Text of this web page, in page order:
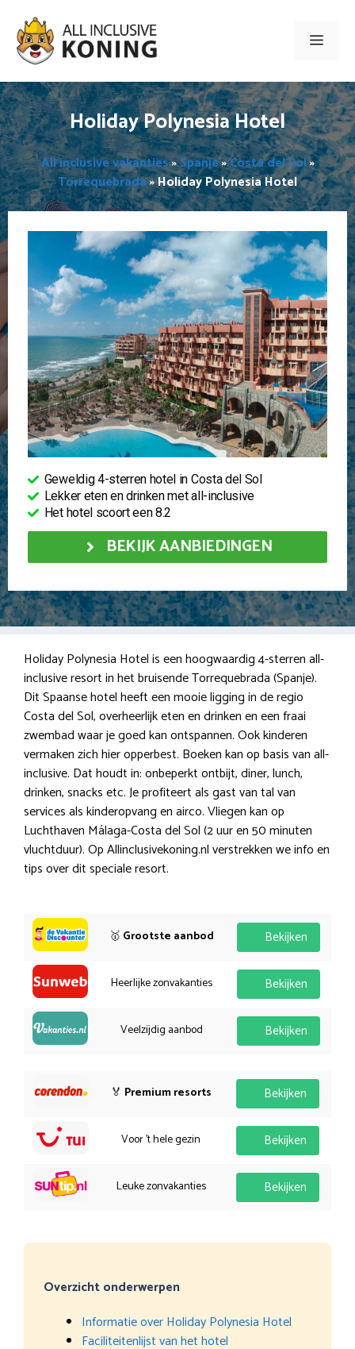
naar
inhoud
Menu
Holiday Polynesia Hotel
All inclusive vakanties»Spanje»Costa del Sol»
Torrequebrada»Holiday Polynesia Hotel
Geweldig 4-sterren hotel in Costa del Sol
Lekker eten en drinken met all-inclusive
Het hotel scoort een 8.2
BEKIJK AANBIEDINGEN
Holiday Polynesia Hotel is een hoogwaardig 4-sterren all-
inclusive resort in het bruisende Torrequebrada (Spanje).
Dit Spaanse hotel heeft een mooie ligging in de regio
Costa del Sol, overheerlijk eten en drinken en een fraai
zwembad waar je goed kan ontspannen. Ook kinderen
vermaken zich hier opperbest. Boeken kan op basis van all-
inclusive. Dat houdt in: onbeperkt ontbijt, diner, lunch,
drinken, snacks etc. Je profiteert als gast van tal van
services als kinderopvang en airco. Vliegen kan op
Luchthaven Málaga-Costa del Sol (2 uur en 50 minuten
vluchtduur). Op Allinclusivekoning.nl verstrekken we info en
tips over dit speciale resort.
🥇 Grootste aanbod Bekijken
Heerlijke zonvakanties Bekijken
Veelzijdig aanbod Bekijken
🏅 Premium resorts Bekijken
Voor 't hele gezin Bekijken
Leuke zonvakanties Bekijken
Overzicht onderwerpen
Informatie over Holiday Polynesia Hotel
Faciliteitenlijst van het hotel